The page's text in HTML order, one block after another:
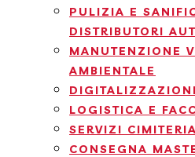
PULIZIA E
DISTRIBUTORI
MANUTENZIONE
AMBIENTALE
LOGISTICA E
SERVIZI
CONSEGNA